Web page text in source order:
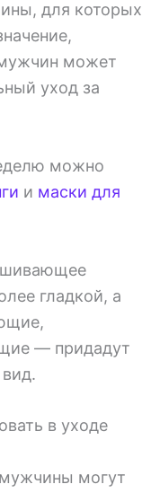
для которых
может
уход за
можно
и маски для
гладкой, а
— придадут
в уходе
могут